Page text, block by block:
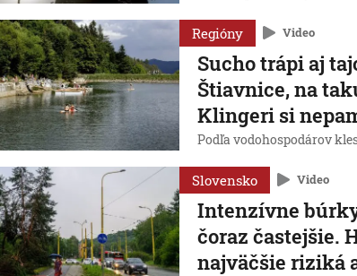
Regióny Video
Sucho trápi aj
Štiavnice, na
Klingeri si
Podľa vodohospodárov
Slovensko Video
Intenzívne
čoraz častejšie.
najväčšie riziká